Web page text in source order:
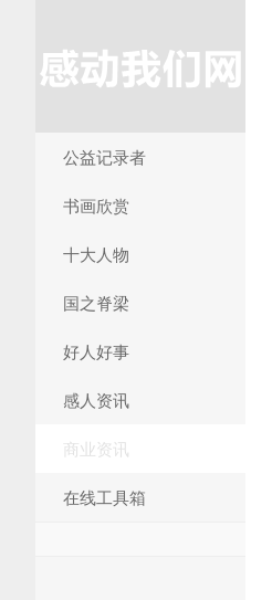
公益记录者
书画欣赏
十大人物
国之脊梁
好人好事
感人资讯
商业资讯
在线工具箱